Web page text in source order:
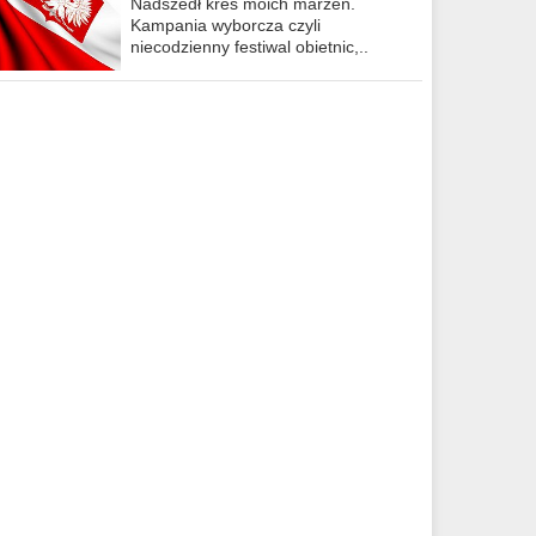
Kampania wyborcza czyli
niecodzienny festiwal obietnic,..